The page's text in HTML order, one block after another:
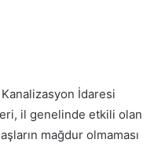
İdaresi
il genelinde etkili olan
mağdur olmaması